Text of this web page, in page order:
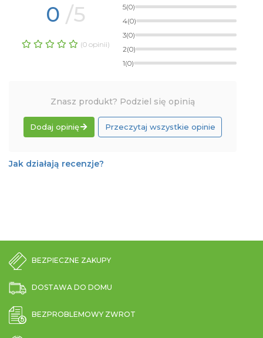
0 /5
(0 opinii)
5(0)
4(0)
3(0)
2(0)
1(0)
Znasz produkt? Podziel się opinią
Dodaj opinię Przeczytaj wszystkie opinie
Jak działają recenzje?
BEZPIECZNE ZAKUPY
DOSTAWA DO DOMU
BEZPROBLEMOWY ZWROT